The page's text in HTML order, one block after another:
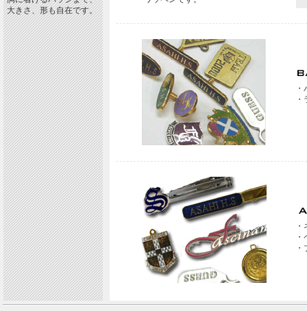
大きさ、形も自在です。